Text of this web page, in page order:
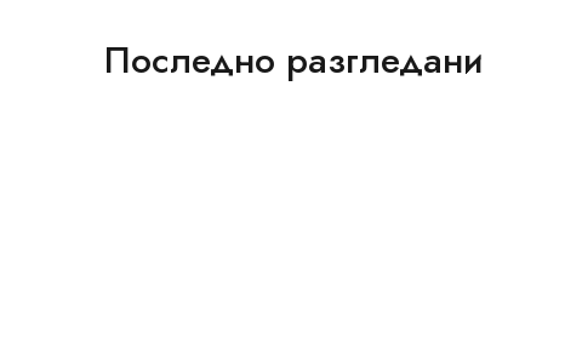
Последно разгледани